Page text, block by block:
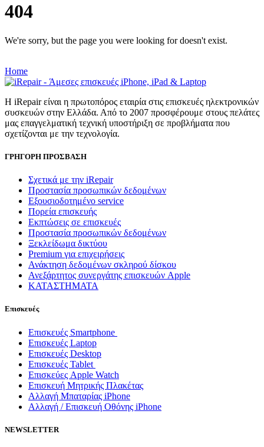
404
We're sorry, but the page you were looking for doesn't exist.
Home
Η iRepair είναι η πρωτοπόρος εταιρία στις επισκευές ηλεκτρονικών
συσκευών στην Ελλάδα. Από το 2007 προσφέρουμε στους πελάτες
μας επαγγελματική τεχνική υποστήριξη σε προβλήματα που
σχετίζονται με την τεχνολογία.
ΓΡΗΓΟΡΗ ΠΡΟΣΒΑΣΗ
Σχετικά με την iRepair
Προστασία προσωπικών δεδομένων
Εξουσιοδοτημένο service
Πορεία επισκευής
Εκπτώσεις σε επισκευές
Προστασία προσωπικών δεδομένων
Ξεκλείδωμα δικτύου
Premium για επιχειρήσεις
Ανάκτηση δεδομένων σκληρού δίσκου
Ανεξάρτητος συνεργάτης επισκευών Apple
ΚΑΤΑΣΤΗΜΑΤΑ
Επισκευές
Επισκευές Smartphone
Επισκευές Laptop
Επισκευές Desktop
Επισκευές Tablet
Επισκεύες Apple Watch
Επισκευή Μητρικής Πλακέτας
Αλλαγή Μπαταρίας iPhone
Αλλαγή / Επισκευή Οθόνης iPhone
NEWSLETTER